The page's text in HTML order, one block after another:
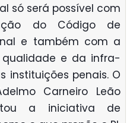
só será possível com
do Código de
e também com a
e da infra-
instituições penais. O
Carneiro Leão
a iniciativa de